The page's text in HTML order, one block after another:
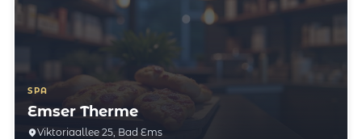
SPA
Emser Therme
Viktoriaallee 25, Bad Ems